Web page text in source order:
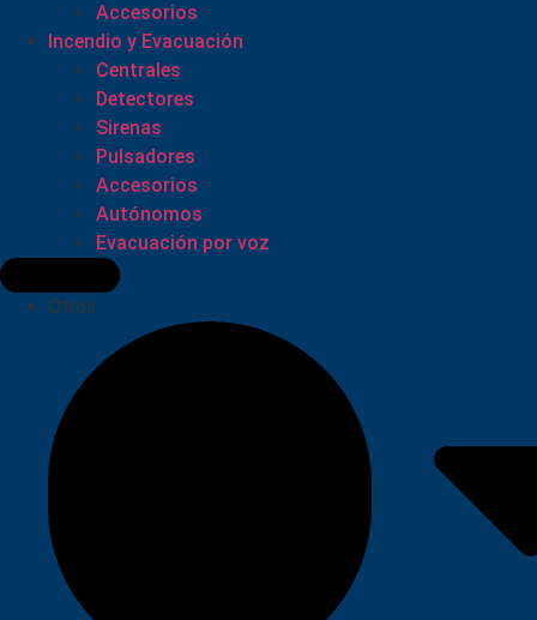
Accesorios
Incendio y Evacuación
Centrales
Detectores
Sirenas
Pulsadores
Accesorios
Autónomos
Evacuación por voz
Otros